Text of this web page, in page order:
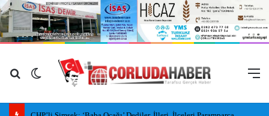
Arama yap ...
Dış görünümü değiştir